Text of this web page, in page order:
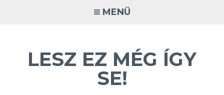
MENÜ
LESZ EZ MÉG ÍGY
SE!